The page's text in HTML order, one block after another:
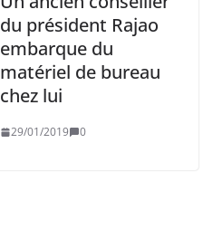
du président Rajao
embarque du
matériel de bureau
chez lui
29/01/2019 0